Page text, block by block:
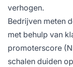
verhogen.
Bedrijven meten
met behulp van
promoterscore
schalen duiden